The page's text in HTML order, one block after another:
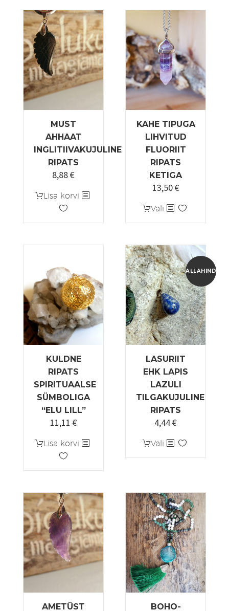
MUST
AHHAAT
INGLITIIVAKUJULINE
RIPATS
8,88€
Lisa korvi
KAHE TIPUGA
LIHVITUD
FLUORIIT
RIPATS
KETIGA
13,50€
Vali Sellel
tootel
mitu
varianti.
Valikuid
saab
teha
tootelehel.
KULDNE
RIPATS
SPIRITUAALSE
SÜMBOLIGA
“ELU LILL”
11,11 €
Lisa korvi
ALLAHINDLUS!
LASURIIT
EHK LAPIS
LAZULI
TILGAKUJULINE
RIPATS
Algne
oli:
5,55 €.
4,44€Praegune
on:
4,44 €.
Vali Sellel
tootel
varianti.
Valikuid
saab
teha
tootelehel.
AMETÜST BOHO-